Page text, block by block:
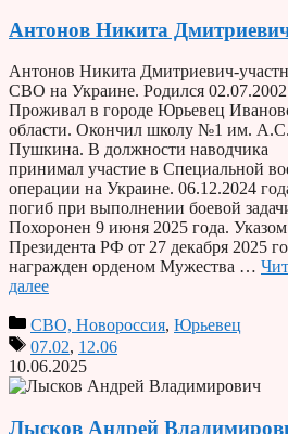
Антонов Никита
Антонов Никита Дмитриевич-
СВО на Украине. Родился 02.07.2002
Проживал в городе Юрьевец
области. Окончил школу №1 им. А.С.
Пушкина. В должности наводчика
принимал участие в Специальной
операции на Украине. 06.12.2024
погиб при выполнении боевой
Похоронен 9 июня 2025 года. Указом
Президента РФ от 27 декабря 2025
награжден орденом Мужества …
далее
СВО, Новороссия, Юрьевец
07.02, 12.06
10.06.2025
Лысков Андрей